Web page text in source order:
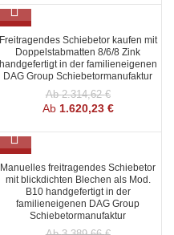
SALE
Freitragendes Schiebetor kaufen mit
Doppelstabmatten 8/6/8 Zink
handgefertigt in der familieneigenen
DAG Group Schiebetormanufaktur
Ab2.314,62€
Ab 1.620,23 €
SALE
Manuelles freitragendes Schiebetor
mit blickdichten Blechen als Mod.
B10 handgefertigt in der
familieneigenen DAG Group
Schiebetormanufaktur